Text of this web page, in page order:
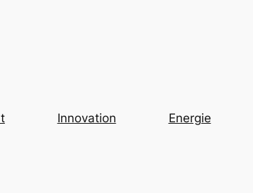
Innovation Energie